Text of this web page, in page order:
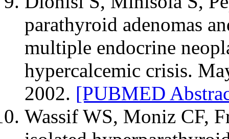
parathyroid adenomas
multiple endocrine
hypercalcemic crisis.
2002. [PUBMED
Wassif WS, Moniz CF,